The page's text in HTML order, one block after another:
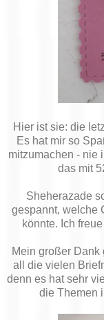
Hier ist sie: die
Es hat mir so
mitzumachen - nie
das mit
Sheherazade
gespannt, welche
könnte. Ich
Mein großer Dank
all die vielen
denn es hat sehr
die Themen